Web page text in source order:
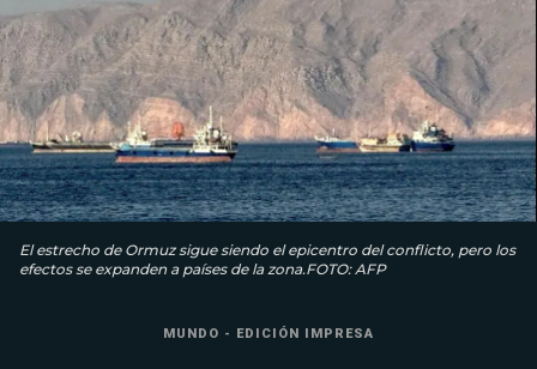
El estrecho de Ormuz sigue siendo el epicentro del conflicto, pero los
efectos se expanden a países de la zona.FOTO: AFP
MUNDO - EDICIÓN IMPRESA